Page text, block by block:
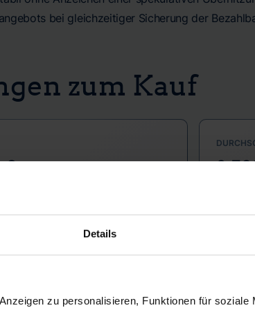
Details
zu personalisieren, Funktionen für soziale
bei gleichzeitiger Sicherung der
zum Kauf
€ pro qm
2025)
für
von rund 2.640 Euro im Q2/2025
Im